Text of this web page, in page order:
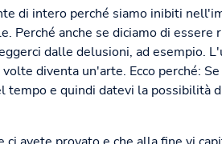
di intero perché siamo inibiti
Perché anche se diciamo di essere
dalle delusioni, ad esempio.
diventa un'arte. Ecco perché:
tempo e quindi datevi la possibilità